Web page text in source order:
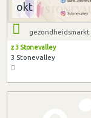
okt
gezondheidsmarkt
z 3 Stonevalley
3 Stonevalley